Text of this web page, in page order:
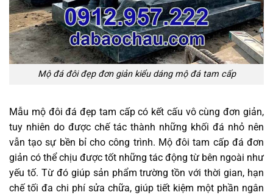
Mộ đá đôi đẹp đơn giản kiểu dáng mộ đá tam cấp
Mẫu mộ đôi đá đẹp tam cấp có kết cấu vô cùng đơn giản,
tuy nhiên do được chế tác thành những khối đá nhỏ nên
vẫn tạo sự bền bỉ cho công trình. Mộ đôi tam cấp đá đơn
giản có thể chịu được tốt những tác động từ bên ngoài như
yếu tố. Từ đó giúp sản phẩm trường tồn với thời gian, hạn
chế tối đa chi phí sửa chữa, giúp tiết kiệm một phần ngân